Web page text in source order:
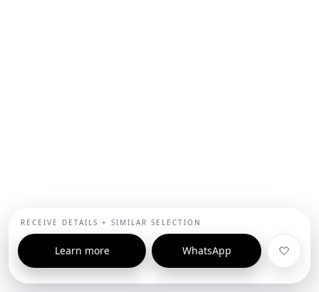
RECEIVE DETAILS + SIMILAR SELECTION
Learn more WhatsApp